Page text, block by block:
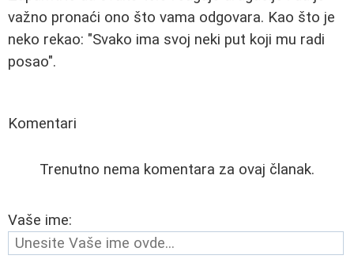
važno pronaći ono što vama odgovara. Kao što je
neko rekao: "Svako ima svoj neki put koji mu radi
posao".
Komentari
Trenutno nema komentara za ovaj članak.
Vaše ime: